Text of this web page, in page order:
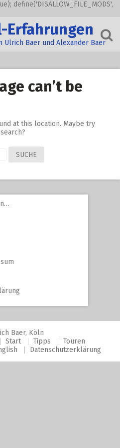
define('DISALLOW_FILE_MODS',
Erfahrungen
Ulrich Baer und Alexander Baer
can’t be
at this location. Maybe try
Baer, Köln
Start Tipps
Touren
Datenschutzerklärung